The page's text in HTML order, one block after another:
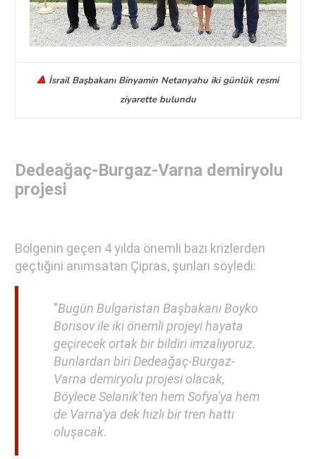
🔺 İsrail Başbakanı Binyamin Netanyahu iki günlük resmi
ziyarette bulundu
Dedeağaç-Burgaz-Varna demiryolu
projesi
Bölgenin geçen 4 yılda önemli bazı krizlerden
geçtiğini anımsatan Çipras, şunları söyledi:
"Bugün Bulgaristan Başbakanı Boyko
Borisov ile iki önemli projeyi hayata
geçirecek ortak bir bildiri imzalıyoruz.
Bunlardan biri Dedeağaç-Burgaz-
Varna demiryolu projesi olacak,
Böylece Selanik'ten hem Sofya'ya hem
de Varna'ya dek hızlı bir tren hattı
oluşacak.